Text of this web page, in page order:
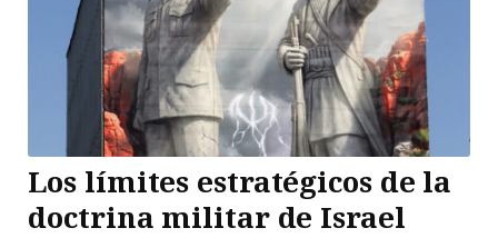
Los límites estratégicos de la
doctrina militar de Israel